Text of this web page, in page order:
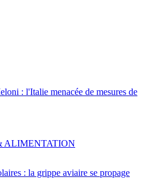
: l'Italie menacée de mesures de
: la grippe aviaire se propage
ALIMENTATION